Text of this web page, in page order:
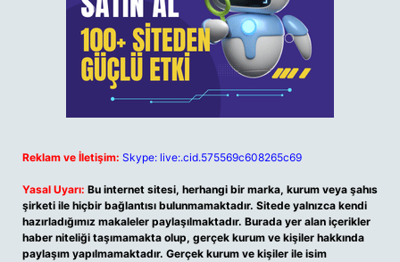
Reklam ve İletişim: Skype: live:.cid.575569c608265c69
Yasal Uyarı: Bu internet sitesi, herhangi bir marka, kurum veya şahıs
şirketi ile hiçbir bağlantısı bulunmamaktadır. Sitede yalnızca kendi
hazırladığımız makaleler paylaşılmaktadır. Burada yer alan içerikler
haber niteliği taşımamakta olup, gerçek kurum ve kişiler hakkında
paylaşım yapılmamaktadır. Gerçek kurum ve kişiler ile isim